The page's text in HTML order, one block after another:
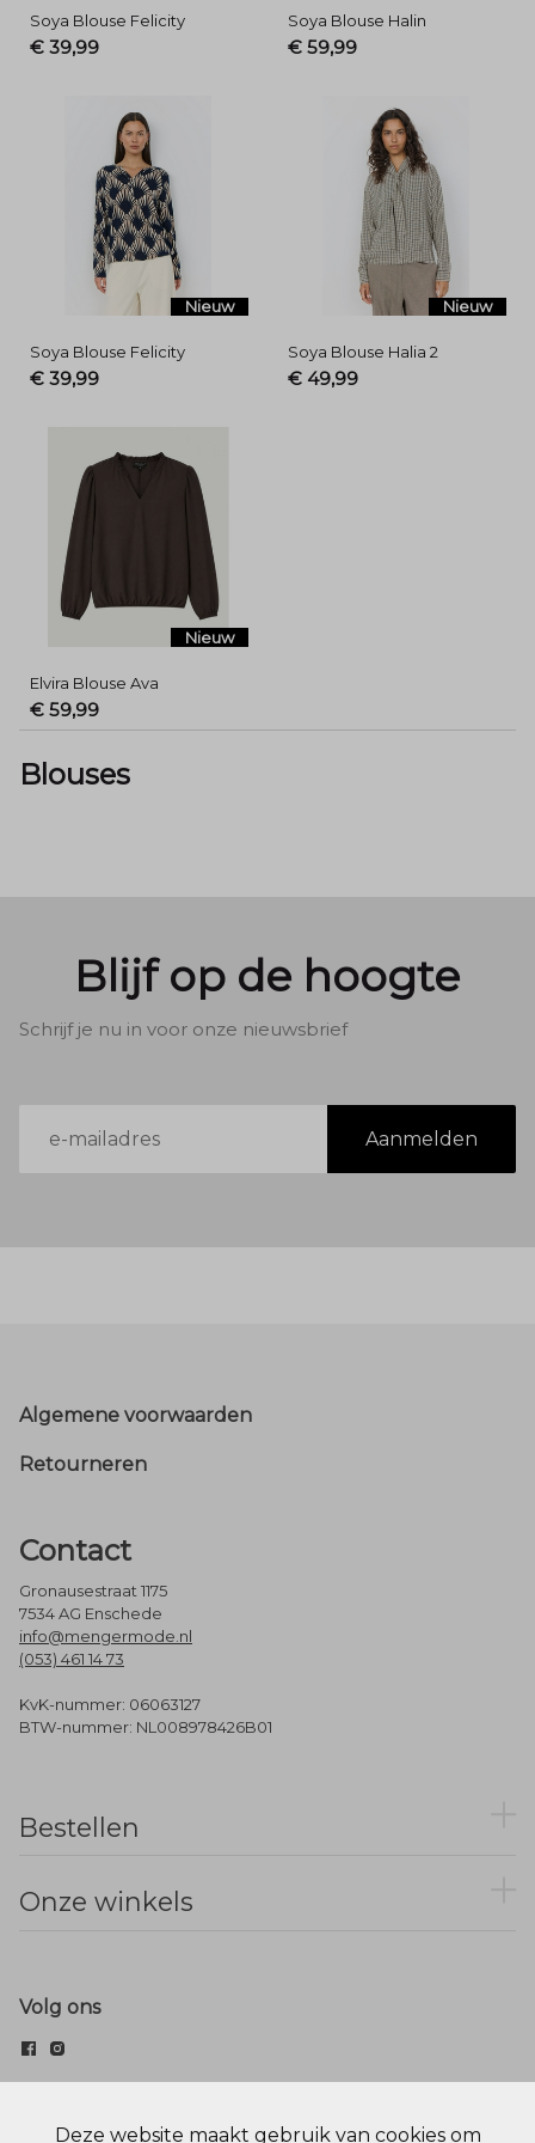
Soya Blouse Felicity
€ 39,99
Soya Blouse Halin
€ 59,99
Nieuw
Soya Blouse Felicity
€ 39,99
Nieuw
Soya Blouse Halia 2
€ 49,99
Nieuw
Elvira Blouse Ava
€ 59,99
Blouses
Blijf op de hoogte
Schrijf je nu in voor onze nieuwsbrief
mailadres
Aanmelden
Footer
Algemene voorwaarden
Retourneren
Contact
Gronausestraat 1175
7534 AG Enschede
info@mengermode.nl
(053) 461 14 73
KvK-nummer: 06063127
BTW-nummer: NL008978426B01
Bestellen
Onze winkels
Volg ons
© Menger Mode
Deze website maakt gebruik van cookies om